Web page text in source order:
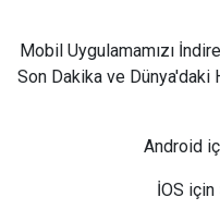
Mobil Uygulamamızı
Son Dakika ve Dünya'daki
Android
İOS için